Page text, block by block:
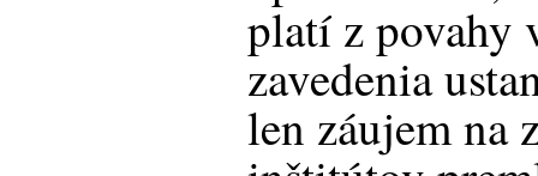
platí z povahy
zavedenia
len záujem na